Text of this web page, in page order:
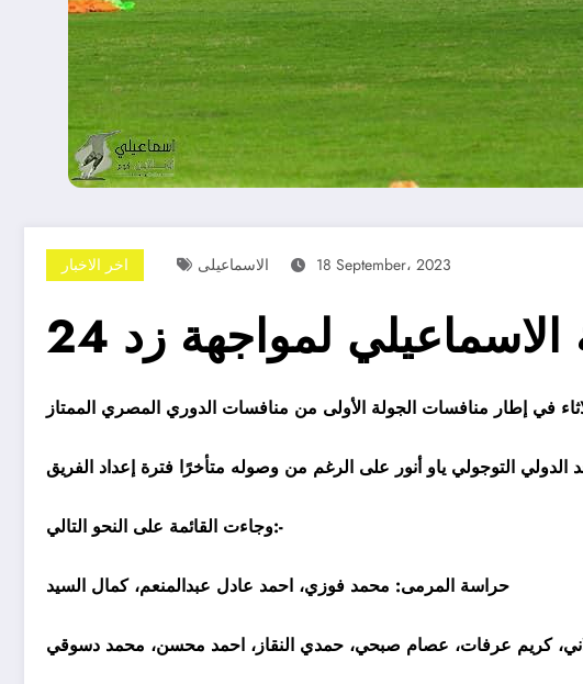
اخر الاخبار الاسماعيلى 18 September، 2023
الاسماعيلي لمواجهة زد
وجاءت القائمة على النحو التالي:-
حراسة المرمى: محمد فوزي، احمد عادل عبدالمنعم، كمال السيد
كريم عرفات، عصام صبحي، حمدي النقاز، احمد محسن، محمد دسوقي